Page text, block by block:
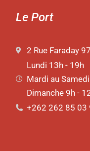
Le Port
2 Rue Faraday
Lundi 13h - 19h
Mardi au
Dimanche 9h -
+262 262 85 03